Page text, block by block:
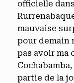
officielle
mauvaise
pour demain
pas avoir ma
partie de la